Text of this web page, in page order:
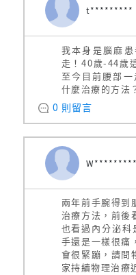
t*********
我本身是腦麻
走！40歲-44歲
至今目前腰部
什麼治療的方法
0 則留言
W*********
兩年前手腕得到
治療方法，前後
也看過內分泌
手還是一樣很痛
會很緊蹦，請問
家持續物理治療